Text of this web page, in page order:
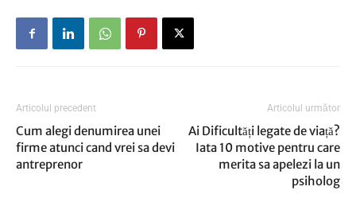
Articolul precedent
Cum alegi denumirea unei
firme atunci cand vrei sa devi
antreprenor
Articolul următor
Ai Dificultăți legate de viață?
Iata 10 motive pentru care
merita sa apelezi la un
psiholog